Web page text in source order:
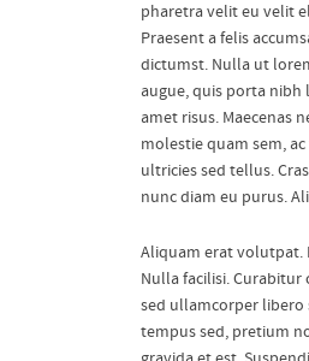
pharetra velit eu velit
Praesent a felis
dictumst. Nulla ut
augue, quis porta nibh
amet risus. Maecenas
molestie quam sem,
ultricies sed tellus.
nunc diam eu purus.
Aliquam erat volutpat.
Nulla facilisi.
sed ullamcorper libero
tempus sed, pretium